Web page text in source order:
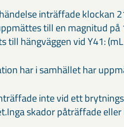
inträffade klockan
till en magnitud
till hängväggen vid Y41:
har i samhället har
inte vid ett
skador påträffade